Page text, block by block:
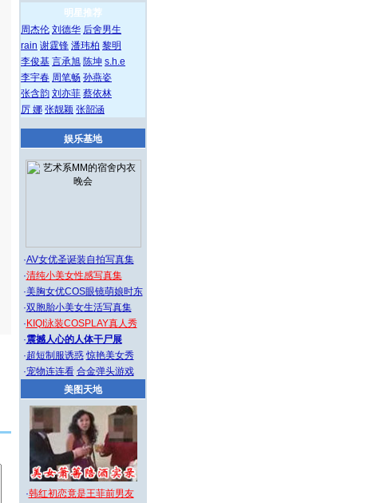
明星推荐
周杰伦 刘德华 后舍男生
rain 谢霆锋 潘玮柏 黎明
李俊基 言承旭 陈坤 s.h.e
李宇春 周笔畅 孙燕姿
张含韵 刘亦菲 蔡依林
厉 娜 张靓颖 张韶涵
娱乐基地
·AV女优圣诞装自拍写真集
·清纯小美女性感写真集
·美胸女优COS眼镜萌娘时东
·双胞胎小美女生活写真集
· KIQI泳装COSPLAY真人秀
·震撼人心的人体干尸展
·超短制服诱惑 惊艳美女秀
·宠物连连看 合金弹头游戏
美图天地
·韩红初恋竟是王菲前男友